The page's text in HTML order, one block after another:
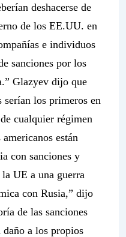
deshacerse de
de los EE.UU. en
e individuos
sanciones por los
.” Glazyev dijo que
serían los primeros en
cualquier régimen
americanos están
con sanciones y
UE a una guerra
con Rusia,” dijo
de las sanciones
daño a los propios